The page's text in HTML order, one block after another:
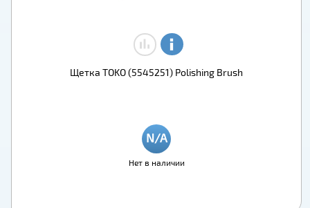
Щетка TOKO (5545251) Polishing Brush
Нет в наличии